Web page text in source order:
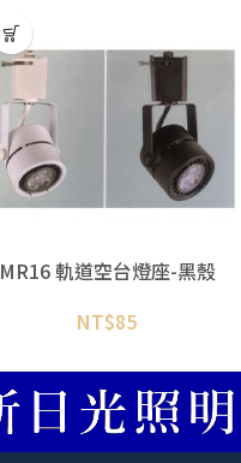
MR16 軌道空台燈座-黑殼
NT$85